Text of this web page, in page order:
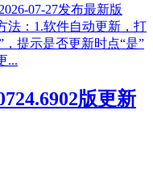
07-27发布最新版
法：1.软件自动更新，打
提示是否更新时点“是”
...
版更新